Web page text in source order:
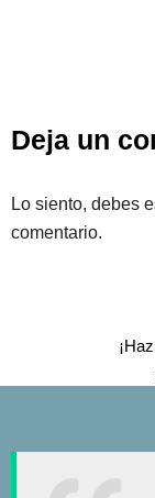
Deja un
Lo siento, debes
comentario.